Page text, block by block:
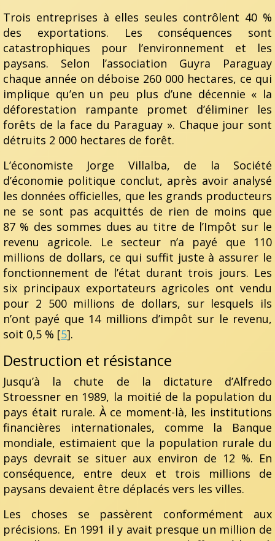
Trois entreprises à elles seules contrôlent 40 %
des exportations. Les conséquences sont
catastrophiques pour l’environnement et les
paysans. Selon l’association Guyra Paraguay
chaque année on déboise 260 000 hectares, ce qui
implique qu’en un peu plus d’une décennie « la
déforestation rampante promet d’éliminer les
forêts de la face du Paraguay ». Chaque jour sont
détruits 2 000 hectares de forêt.
L’économiste Jorge Villalba, de la Société
d’économie politique conclut, après avoir analysé
les données officielles, que les grands producteurs
ne se sont pas acquittés de rien de moins que
87 % des sommes dues au titre de l’Impôt sur le
revenu agricole. Le secteur n’a payé que 110
millions de dollars, ce qui suffit juste à assurer le
fonctionnement de l’état durant trois jours. Les
six principaux exportateurs agricoles ont vendu
pour 2 500 millions de dollars, sur lesquels ils
n’ont payé que 14 millions d’impôt sur le revenu,
soit 0,5 % [5].
Destruction et résistance
Jusqu’à la chute de la dictature d’Alfredo
Stroessner en 1989, la moitié de la population du
pays était rurale. À ce moment-là, les institutions
financières internationales, comme la Banque
mondiale, estimaient que la population rurale du
pays devrait se situer aux environ de 12 %. En
conséquence, entre deux et trois millions de
paysans devaient être déplacés vers les villes.
Les choses se passèrent conformément aux
précisions. En 1991 il y avait presque un million de